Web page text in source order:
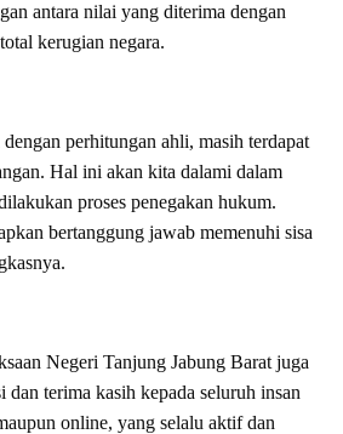
antara nilai yang diterima dengan
kerugian negara.
perhitungan ahli, masih terdapat
Hal ini akan kita dalami dalam
proses penegakan hukum.
bertanggung jawab memenuhi sisa
Negeri Tanjung Jabung Barat juga
dan terima kasih kepada seluruh insan
online, yang selalu aktif dan